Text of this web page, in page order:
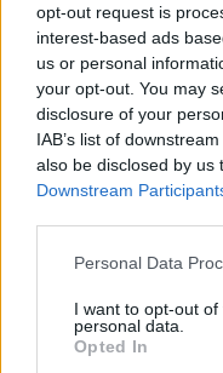
opt-out request is
interest-based ads
us or personal
your opt-out. You may
disclosure of your
IAB’s list of
also be disclosed by us
Downstream
Personal Data
I want to opt-out
personal data.
Opted In
Soluzioni per il
che crea copie
Donato Ceccomancini di
attacco ransomware con
storage che crea copie di